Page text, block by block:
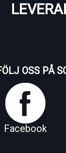
OSS PÅ
Facebook